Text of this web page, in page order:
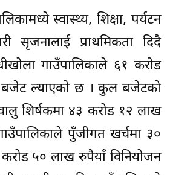
स्वास्थ्य, शिक्षा, पर्यटन
सृजनालाई प्राथमिकता दिदै
गाउँपालिकाले ६१ करोड
ल्याएको छ । कुल बजेटको
शिर्षकमा ४३ करोड १२ लाख
पुँजीगत खर्चमा ३०
करोड ५० लाख रुपैयाँ विनियोजन